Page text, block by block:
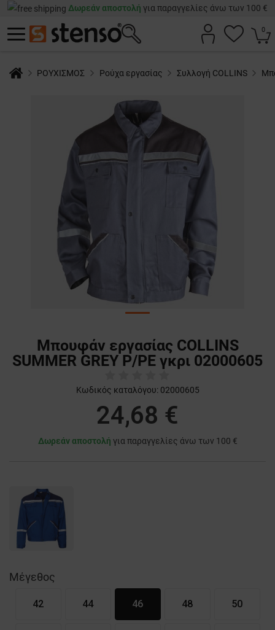
Δωρεάν αποστολή για παραγγελίες άνω των 100 €
0
ΡΟΥΧΙΣΜΟΣ Ρούχα εργασίας Συλλογή COLLINS
Μπουφάν εργασίας COLLINS
SUMMER GREY P/PE γκρι 02000605
Κωδικός καταλόγου: 02000605
24,68 €
Δωρεάν αποστολή για παραγγελίες άνω των 100 €
Μέγεθος
42 44 46 48 50